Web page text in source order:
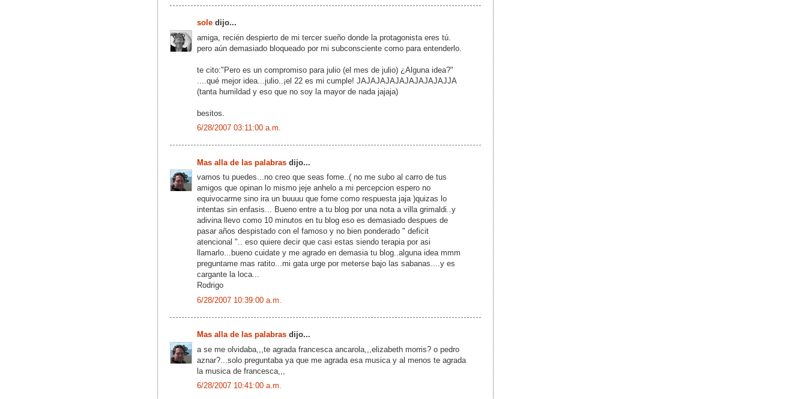
sole dijo...
amiga, recién despierto de mi tercer sueño donde la protagonista eres tú.
pero aún demasiado bloqueado por mi subconsciente como para entenderlo.
te cito:"Pero es un compromiso para julio (el mes de julio) ¿Alguna idea?"
....qué mejor idea...julio..¡el 22 es mi cumple! JAJAJAJAJAJAJAJAJAJJA
(tanta humildad y eso que no soy la mayor de nada jajaja)
besitos.
6/28/2007 03:11:00 a.m.
Mas alla de las palabras dijo...
vamos tu puedes...no creo que seas fome..( no me subo al carro de tus
amigos que opinan lo mismo jeje anhelo a mi percepcion espero no
equivocarme sino ira un buuuu que fome como respuesta jaja )quizas lo
intentas sin enfasis... Bueno entre a tu blog por una nota a villa grimaldi..y
adivina llevo como 10 minutos en tu blog eso es demasiado despues de
pasar años despistado con el famoso y no bien ponderado " deficit
atencional ".. eso quiere decir que casi estas siendo terapia por asi
llamarlo...bueno cuidate y me agrado en demasia tu blog..alguna idea mmm
preguntame mas ratito...mi gata urge por meterse bajo las sabanas....y es
cargante la loca...
Rodrigo
6/28/2007 10:39:00 a.m.
Mas alla de las palabras dijo...
a se me olvidaba,,,te agrada francesca ancarola,,,elizabeth morris? o pedro
aznar?...solo preguntaba ya que me agrada esa musica y al menos te agrada
la musica de francesca,,,
6/28/2007 10:41:00 a.m.